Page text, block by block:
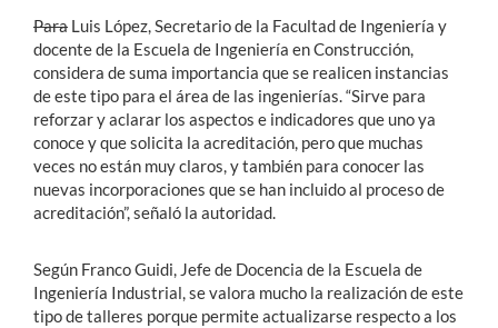
Para Luis López, Secretario de la Facultad de Ingeniería y
docente de la Escuela de Ingeniería en Construcción,
considera de suma importancia que se realicen instancias
de este tipo para el área de las ingenierías. “Sirve para
reforzar y aclarar los aspectos e indicadores que uno ya
conoce y que solicita la acreditación, pero que muchas
veces no están muy claros, y también para conocer las
nuevas incorporaciones que se han incluido al proceso de
acreditación”, señaló la autoridad.
Según Franco Guidi, Jefe de Docencia de la Escuela de
Ingeniería Industrial, se valora mucho la realización de este
tipo de talleres porque permite actualizarse respecto a los